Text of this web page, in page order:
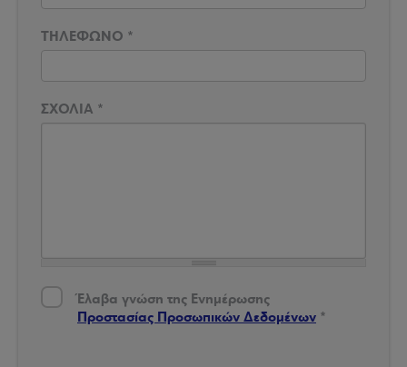
ΤΗΛΕΦΩΝΟ *
ΣΧΟΛΙΑ *
Έλαβα γνώση της Ενημέρωσης Προστασίας Δεδομένων
Έλαβα γνώση της Ενημέρωσης
Προστασίας Προσωπικών Δεδομένων *